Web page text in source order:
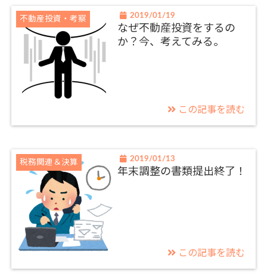
不動産投資・考察 2019/01/19
なぜ不動産投資をするの
か？今、考えてみる。
この記事を読む
税務関連＆決算 2019/01/13
年末調整の書類提出終了！
この記事を読む